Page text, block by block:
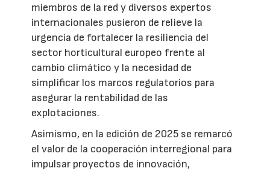
miembros de la red y diversos expertos
internacionales pusieron de relieve la
urgencia de fortalecer la resiliencia del
sector horticultural europeo frente al
cambio climático y la necesidad de
simplificar los marcos regulatorios para
asegurar la rentabilidad de las
explotaciones.
Asimismo, en la edición de 2025 se remarcó
el valor de la cooperación interregional para
impulsar proyectos de innovación,